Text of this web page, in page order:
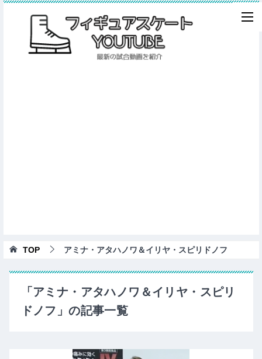
TOP アミナ・アタハノワ＆イリヤ・スピリドノフ
「アミナ・アタハノワ＆イリヤ・スピリ
ドノフ」の記事一覧